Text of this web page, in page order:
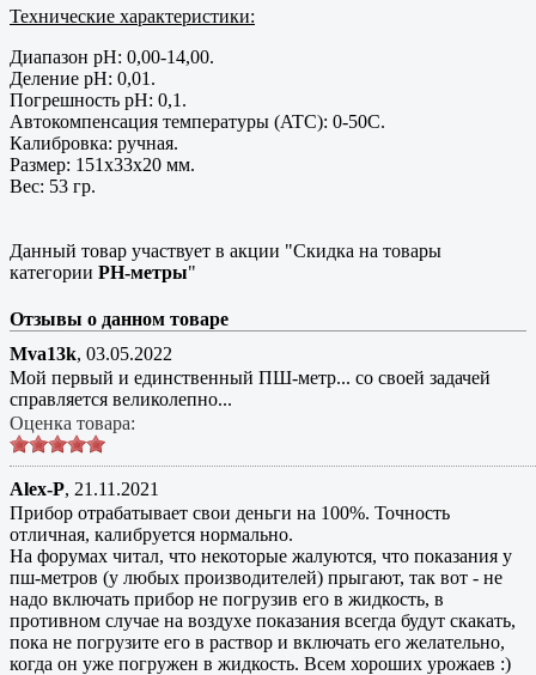
Технические характеристики:
Диапазон рН: 0,00-14,00.
Деление pH: 0,01.
Погрешность pH: 0,1.
Автокомпенсация температуры (ATC): 0-50C.
Калибровка: ручная.
Размер: 151х33х20 мм.
Вес: 53 гр.
Данный товар участвует в акции "Скидка на товары
категории PH-метры"
Отзывы о данном товаре
Mva13k, 03.05.2022
Мой первый и единственный ПШ-метр... со своей задачей
справляется великолепно...
Оценка товара:
Alex-P, 21.11.2021
Прибор отрабатывает свои деньги на 100%. Точность
отличная, калибруется нормально.
На форумах читал, что некоторые жалуются, что показания у
пш-метров (у любых производителей) прыгают, так вот - не
надо включать прибор не погрузив его в жидкость, в
противном случае на воздухе показания всегда будут скакать,
пока не погрузите его в раствор и включать его желательно,
когда он уже погружен в жидкость. Всем хороших урожаев :)